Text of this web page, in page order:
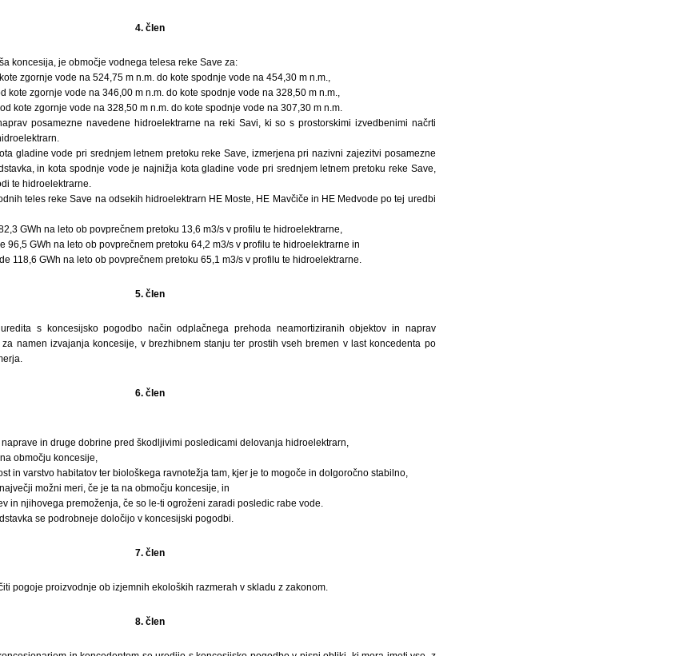
4. člen
koncesija, je območje vodnega telesa reke Save za:
zgornje vode na 524,75 m n.m. do kote spodnje vode na 454,30 m n.m.,
kote zgornje vode na 346,00 m n.m. do kote spodnje vode na 328,50 m n.m.,
kote zgornje vode na 328,50 m n.m. do kote spodnje vode na 307,30 m n.m.
posamezne navedene hidroelektrarne na reki Savi, ki so s prostorskimi izvedbenimi načrti
gladine vode pri srednjem letnem pretoku reke Save, izmerjena pri nazivni zajezitvi posamezne
in kota spodnje vode je najnižja kota gladine vode pri srednjem letnem pretoku reke Save,
te hidroelektrarne.
teles reke Save na odsekih hidroelektrarn HE Moste, HE Mavčiče in HE Medvode po tej uredbi
GWh na leto ob povprečnem pretoku 13,6 m3/s v profilu te hidroelektrarne,
96,5 GWh na leto ob povprečnem pretoku 64,2 m3/s v profilu te hidroelektrarne in
118,6 GWh na leto ob povprečnem pretoku 65,1 m3/s v profilu te hidroelektrarne.
5. člen
s koncesijsko pogodbo način odplačnega prehoda neamortiziranih objektov in naprav
namen izvajanja koncesije, v brezhibnem stanju ter prostih vseh bremen v last koncedenta po
6. člen
in druge dobrine pred škodljivimi posledicami delovanja hidroelektrarn,
območju koncesije,
in varstvo habitatov ter biološkega ravnotežja tam, kjer je to mogoče in dolgoročno stabilno,
možni meri, če je ta na območju koncesije, in
in njihovega premoženja, če so le-ti ogroženi zaradi posledic rabe vode.
se podrobneje določijo v koncesijski pogodbi.
7. člen
pogoje proizvodnje ob izjemnih ekoloških razmerah v skladu z zakonom.
8. člen